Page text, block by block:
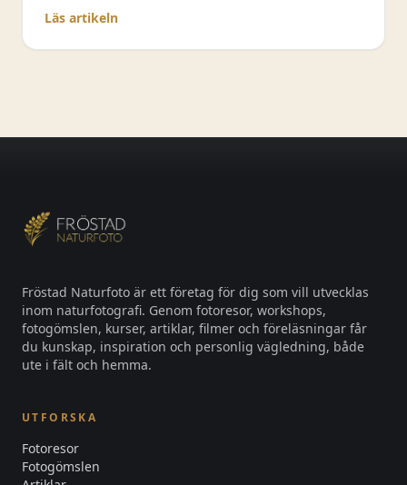
därför ett mycket tacksamt sätt att arbeta
Läs artikeln
Fröstad Naturfoto är ett företag för dig som vill utvecklas
inom naturfotografi. Genom fotoresor, workshops,
fotogömslen, kurser, artiklar, filmer och föreläsningar får
du kunskap, inspiration och personlig vägledning, både
ute i fält och hemma.
UTFORSKA
Fotoresor
Fotogömslen